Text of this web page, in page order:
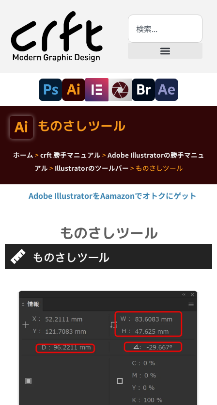
ものさしツール
ホーム >crft 勝手マニュアル >Adobe Illustratorの勝手マニュ
アル > Illustratorのツールバー > ものさしツール
Adobe IllustratorをAamazonでオトクにゲット
ものさしツール